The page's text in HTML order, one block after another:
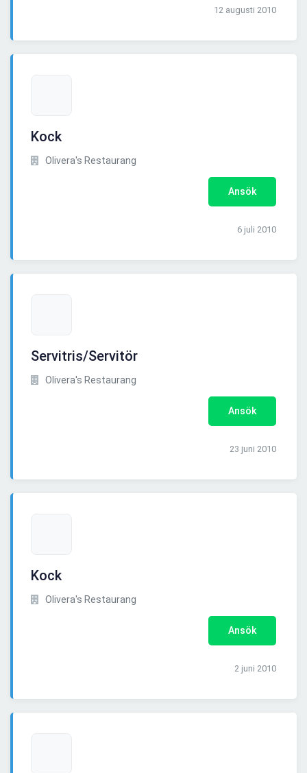
12 augusti 2010
Kock
Olivera's Restaurang
Ansök
6 juli 2010
Servitris/Servitör
Olivera's Restaurang
Ansök
23 juni 2010
Kock
Olivera's Restaurang
Ansök
2 juni 2010